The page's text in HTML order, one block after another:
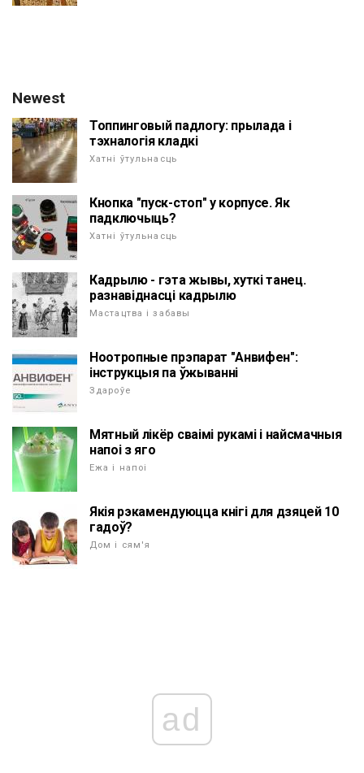
Newest
Топпинговый падлогу: прылада і
тэхналогія кладкі
Хатні ўтульнасць
Кнопка "пуск-стоп" у корпусе. Як
падключыць?
Хатні ўтульнасць
Кадрылю - гэта жывы, хуткі танец.
разнавіднасці кадрылю
Мастацтва і забавы
Ноотропные прэпарат "Анвифен":
інструкцыя па ўжыванні
Здароўе
Мятный лікёр сваімі рукамі і найсмачныя
напоі з яго
Ежа і напоі
Якія рэкамендуюцца кнігі для дзяцей 10
гадоў?
Дом і сям'я
ad